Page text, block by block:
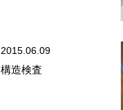
2015.06.09
構造検査